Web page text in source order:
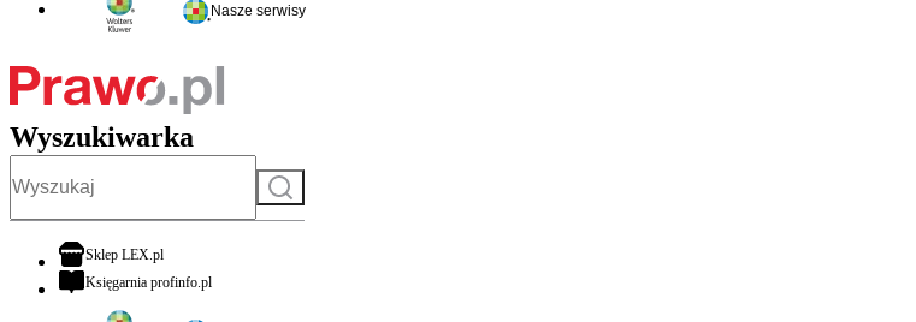
Nasze serwisy
Wyszukiwarka
Szukaj
Sklep LEX.plotwiera się w nowej karcie
Księgarnia profinfo.plotwiera się w nowej karcie